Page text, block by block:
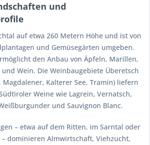
und
auf etwa 260 Metern Höhe und ist von
und Gemüsegärten umgeben.
den Anbau von Äpfeln, Marillen,
und Wein. Die Weinbaugebiete Überetsch
Kalterer See, Tramin) liefern
Weine wie Lagrein, Vernatsch,
und Sauvignon Blanc.
– etwa auf dem Ritten, im Sarntal oder
– dominieren Almwirtschaft, Viehzucht,